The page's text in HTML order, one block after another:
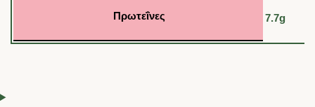
Πρωτεΐνες 7.7g